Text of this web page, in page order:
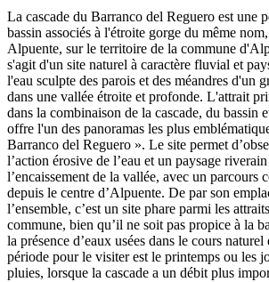
La cascade du Barranco del Reguero est une
bassin associés à l'étroite gorge du même
Alpuente, sur le territoire de la commune
s'agit d'un site naturel à caractère fluvial et
l'eau sculpte des parois et des méandres d'un
dans une vallée étroite et profonde. L'attrait
dans la combinaison de la cascade, du bassin
offre l'un des panoramas les plus
Barranco del Reguero ». Le site permet
l’action érosive de l’eau et un paysage
l’encaissement de la vallée, avec un parcours
depuis le centre d’Alpuente. De par son
l’ensemble, c’est un site phare parmi les
commune, bien qu’il ne soit pas propice à la
la présence d’eaux usées dans le cours
période pour le visiter est le printemps ou les
pluies, lorsque la cascade a un débit plus